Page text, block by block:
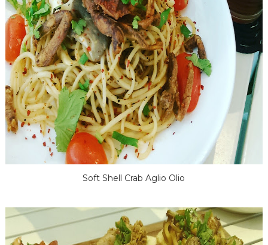
Soft Shell Crab Aglio Olio